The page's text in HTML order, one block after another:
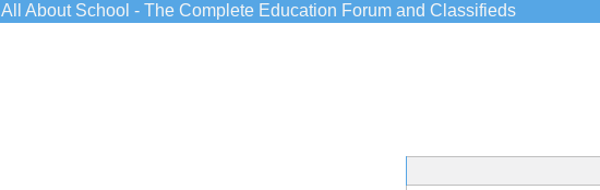
All About School - The Complete Education Forum and Classifieds